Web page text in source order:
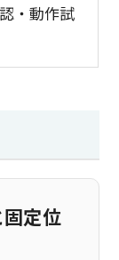
・動作試
定位